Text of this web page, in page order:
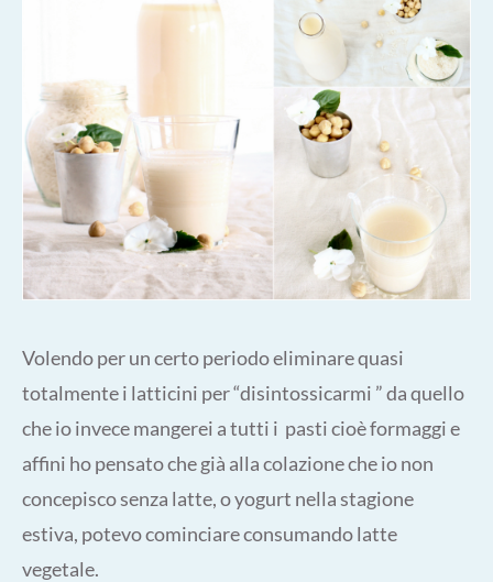
Volendo per un certo periodo eliminare quasi
totalmente i latticini per “disintossicarmi ” da quello
che io invece mangerei a tutti i pasti cioè formaggi e
affini ho pensato che già alla colazione che io non
concepisco senza latte, o yogurt nella stagione
estiva, potevo cominciare consumando latte
vegetale.